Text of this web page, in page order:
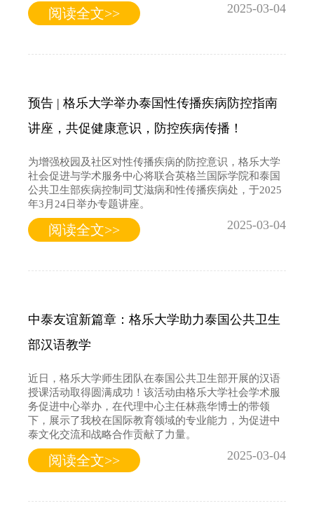
阅读全文>> 2025-03-04
预告 | 格乐大学举办泰国性传播疾病防控指南
讲座，共促健康意识，防控疾病传播！
为增强校园及社区对性传播疾病的防控意识，格乐大学
社会促进与学术服务中心将联合英格兰国际学院和泰国
公共卫生部疾病控制司艾滋病和性传播疾病处，于2025
年3月24日举办专题讲座。
阅读全文>> 2025-03-04
中泰友谊新篇章：格乐大学助力泰国公共卫生
部汉语教学
近日，格乐大学师生团队在泰国公共卫生部开展的汉语
授课活动取得圆满成功！该活动由格乐大学社会学术服
务促进中心举办，在代理中心主任林燕华博士的带领
下，展示了我校在国际教育领域的专业能力，为促进中
泰文化交流和战略合作贡献了力量。
阅读全文>> 2025-03-04